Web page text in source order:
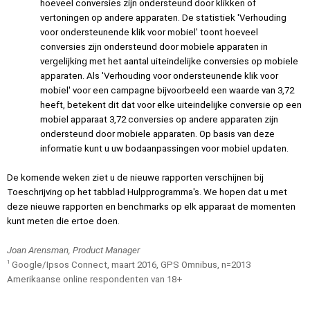
hoeveel conversies zijn ondersteund door klikken of
vertoningen op andere apparaten. De statistiek 'Verhouding
voor ondersteunende klik voor mobiel' toont hoeveel
conversies zijn ondersteund door mobiele apparaten in
vergelijking met het aantal uiteindelijke conversies op mobiele
apparaten. Als 'Verhouding voor ondersteunende klik voor
mobiel' voor een campagne bijvoorbeeld een waarde van 3,72
heeft, betekent dit dat voor elke uiteindelijke conversie op een
mobiel apparaat 3,72 conversies op andere apparaten zijn
ondersteund door mobiele apparaten. Op basis van deze
informatie kunt u uw bodaanpassingen voor mobiel updaten.
De komende weken ziet u de nieuwe rapporten verschijnen bij
Toeschrijving op het tabblad Hulpprogramma's. We hopen dat u met
deze nieuwe rapporten en benchmarks op elk apparaat de momenten
kunt meten die ertoe doen.
Joan Arensman, Product Manager
1 Google/Ipsos Connect, maart 2016, GPS Omnibus, n=2013
Amerikaanse online respondenten van 18+